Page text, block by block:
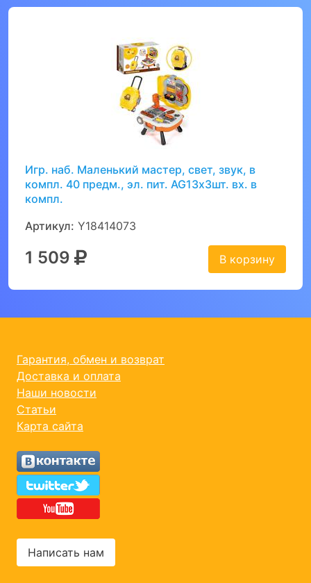
Игр. наб. Маленький мастер, свет, звук, в
компл. 40 предм., эл. пит. AG13х3шт. вх. в
компл.
Артикул: Y18414073
1 509 В корзину
Гарантия, обмен и возврат
Доставка и оплата
Наши новости
Статьи
Карта сайта
Написать нам